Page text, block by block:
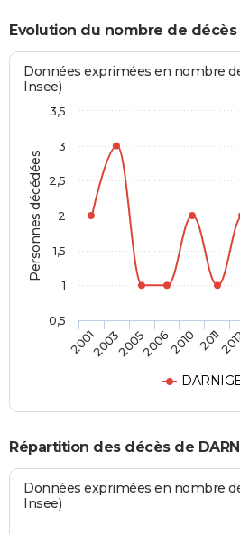
Evolution du nombre de décès
Personnes décédées
Données exprimées en nombre
Insee)
20012003200520062010 2011
0,5
1
1,5
2
2,5
3
3,5
Répartition des décès de
Données exprimées en nombre
Insee)